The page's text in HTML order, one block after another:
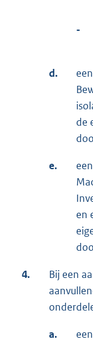
-
d.
de
e.
en
4.
Bij een
a.